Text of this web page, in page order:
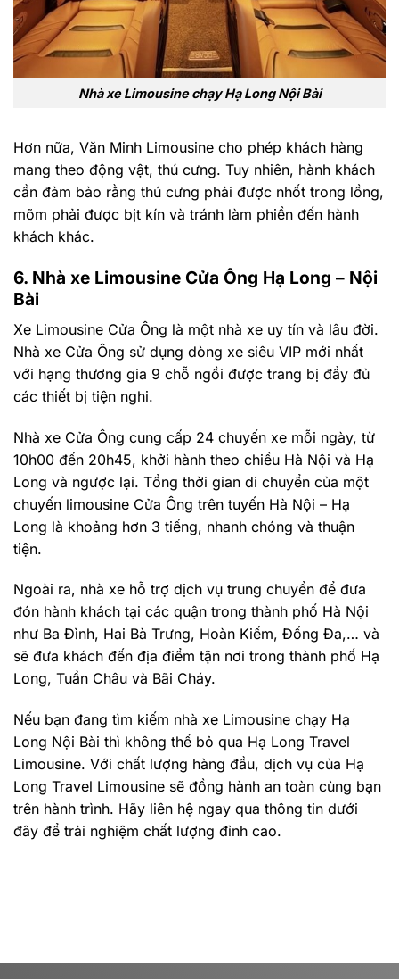
Nhà xe Limousine chạy Hạ Long Nội Bài
Hơn nữa, Văn Minh Limousine cho phép khách hàng
mang theo động vật, thú cưng. Tuy nhiên, hành khách
cần đảm bảo rằng thú cưng phải được nhốt trong lồng,
mõm phải được bịt kín và tránh làm phiền đến hành
khách khác.
6. Nhà xe Limousine Cửa Ông Hạ Long – Nội
Bài
Xe Limousine Cửa Ông là một nhà xe uy tín và lâu đời.
Nhà xe Cửa Ông sử dụng dòng xe siêu VIP mới nhất
với hạng thương gia 9 chỗ ngồi được trang bị đầy đủ
các thiết bị tiện nghi.
Nhà xe Cửa Ông cung cấp 24 chuyến xe mỗi ngày, từ
10h00 đến 20h45, khởi hành theo chiều Hà Nội và Hạ
Long và ngược lại. Tổng thời gian di chuyển của một
chuyến limousine Cửa Ông trên tuyến Hà Nội – Hạ
Long là khoảng hơn 3 tiếng, nhanh chóng và thuận
tiện.
Ngoài ra, nhà xe hỗ trợ dịch vụ trung chuyển để đưa
đón hành khách tại các quận trong thành phố Hà Nội
như Ba Đình, Hai Bà Trưng, Hoàn Kiếm, Đống Đa,… và
sẽ đưa khách đến địa điểm tận nơi trong thành phố Hạ
Long, Tuần Châu và Bãi Cháy.
Nếu bạn đang tìm kiếm nhà xe Limousine chạy Hạ
Long Nội Bài thì không thể bỏ qua Hạ Long Travel
Limousine. Với chất lượng hàng đầu, dịch vụ của Hạ
Long Travel Limousine sẽ đồng hành an toàn cùng bạn
trên hành trình. Hãy liên hệ ngay qua thông tin dưới
đây để trải nghiệm chất lượng đỉnh cao.